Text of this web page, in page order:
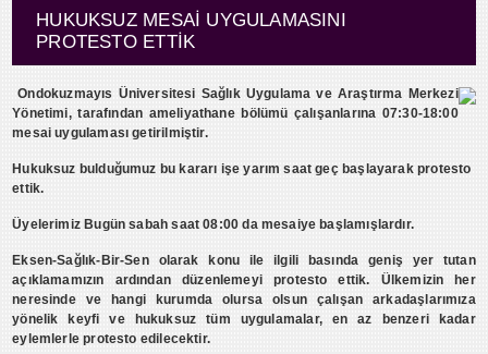
HUKUKSUZ MESAI UYGULAMASINI
PROTESTO ETTIK
Ondokuzmayıs Üniversitesi Sağlık Uygulama ve Araştırma Merkezi
Yönetimi, tarafından ameliyathane bölümü çalışanlarına 07:30-18:00
mesai uygulaması getirilmiştir.
Hukuksuz bulduğumuz bu kararı işe yarım saat geç başlayarak protesto
ettik.
Üyelerimiz Bugün sabah saat 08:00 da mesaiye başlamışlardır.
Eksen-Sağlık-Bir-Sen olarak konu ile ilgili basında geniş yer tutan
açıklamamızın ardından düzenlemeyi protesto ettik. Ülkemizin her
neresinde ve hangi kurumda olursa olsun çalışan arkadaşlarımıza
yönelik keyfi ve hukuksuz tüm uygulamalar, en az benzeri kadar
eylemlerle protesto edilecektir.